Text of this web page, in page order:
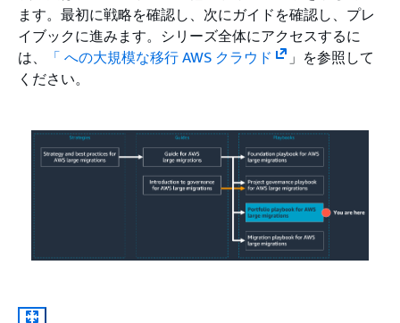
ます。最初に戦略を確認し、次にガイドを確認し、プレ
イブックに進みます。シリーズ全体にアクセスするに
は、
「 への大規模な移行 AWS クラウド
」を参照して
ください。